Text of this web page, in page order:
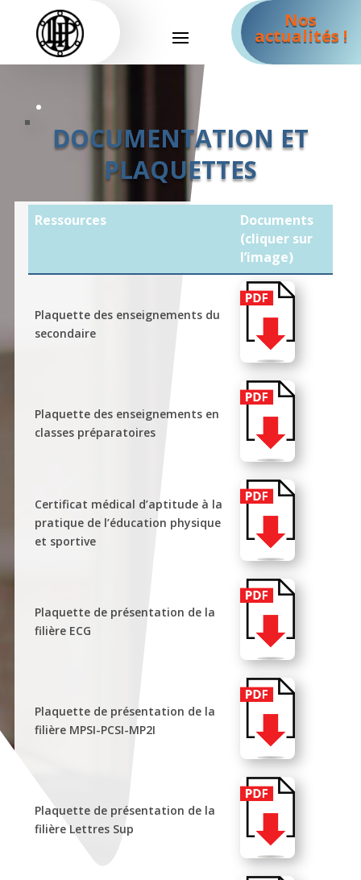
Nos
actualités !
DOCUMENTATION ET
PLAQUETTES
Ressources
Documents
(cliquer sur
l’image)
Plaquette des enseignements du
secondaire
Plaquette des enseignements en
classes préparatoires
Certificat médical d’aptitude à la
pratique de l’éducation physique
et sportive
Plaquette de présentation de la
filière ECG
Plaquette de présentation de la
filière MPSI-PCSI-MP2I
Plaquette de présentation de la
filière Lettres Sup